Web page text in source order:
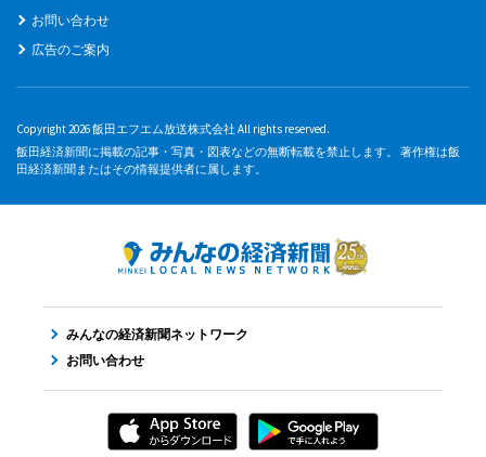
お問い合わせ
広告のご案内
Copyright 2026 飯田エフエム放送株式会社 All rights reserved.
飯田経済新聞に掲載の記事・写真・図表などの無断転載を禁止します。 著作権は飯
田経済新聞またはその情報提供者に属します。
みんなの経済新聞ネットワーク
お問い合わせ